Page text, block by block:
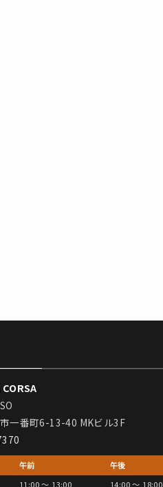
一番町6-13-40 MKビル3F
午前
午後
11:00 〜 13:00 14:00 〜 18:00